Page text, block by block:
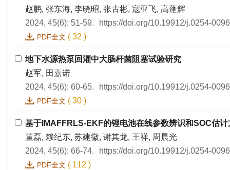
赵鹏, 张东海, 李晓昭, 张古彬, 寇亚飞, 高蓬辉
2024, 45(6): 51-59.
https://doi.org/10.19912/j.0254-
PDF全文 ( 32 )
地下水源热泵回灌中大肠杆菌阻塞试验研究
赵军, 田嘉诺
2024, 45(6): 60-65.
https://doi.org/10.19912/j.0254-
PDF全文 ( 30 )
基于IMAFFRLS-EKF的锂电池在线参数辨识和SOC估计
董磊, 赖纪东, 苏建徽, 谢其龙, 王祥, 周晨光
2024, 45(6): 66-74.
https://doi.org/10.19912/j.0254-
PDF全文 ( 112 )